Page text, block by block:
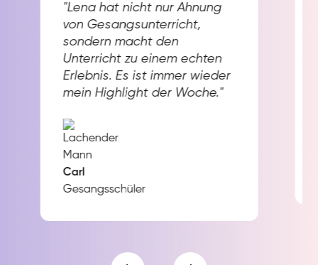
"Lena hat nicht nur Ahnung
von Gesangsunterricht,
sondern macht den
Unterricht zu einem echten
Erlebnis. Es ist immer wieder
mein Highlight der Woche."
Carl
Gesangsschüler